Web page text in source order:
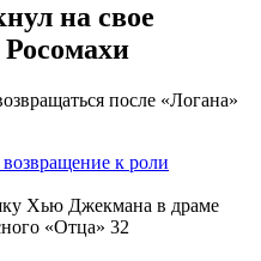
на свое
после «Логана»
к роли